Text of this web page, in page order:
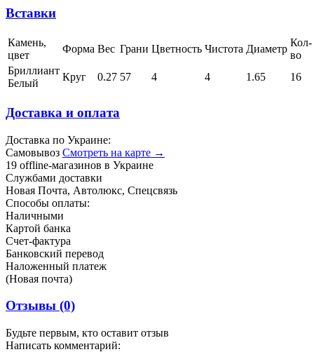
Вставки
Камень,
цвет
Форма Вес Грани Цветность Чистота Диаметр
Кол-
во
Бриллиант
Белый
Круг 0.27 57 4 4 1.65 16
Доставка и оплата
Доставка по Украине:
Самовывоз Смотреть на карте →
19 offline-магазинов в Украине
Службами доставки
Новая Почта, Автолюкс, Спецсвязь
Способы оплаты:
Наличными
Картой банка
Счет-фактура
Банковский перевод
Наложенный платеж
(Новая почта)
Отзывы (0)
Будьте первым, кто оставит отзыв
Написать комментарий: